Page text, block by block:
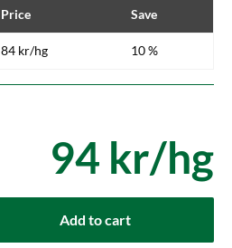
Price Save
84 kr/hg 10 %
94 kr/hg
Add to cart